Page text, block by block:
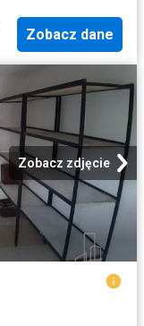
Zobacz dane
Zobacz zdjęcie